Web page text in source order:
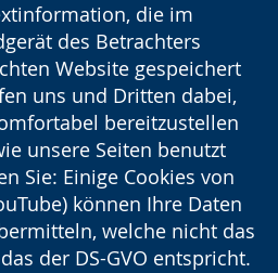
die im
des Betrachters
Website gespeichert
uns und Dritten dabei,
bereitzustellen
unsere Seiten benutzt
Sie: Einige Cookies von
können Ihre Daten
welche nicht das
der DS-GVO entspricht.